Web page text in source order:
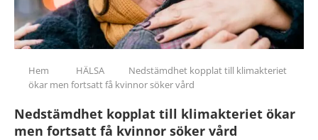
Hem HÄLSA
Nedstämdhet kopplat till klimakteriet
ökar men fortsatt få kvinnor söker vård
Nedstämdhet kopplat till klimakteriet ökar
men fortsatt få kvinnor söker vård